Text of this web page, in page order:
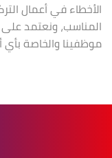
الأخطاء في أعمال
المناسب، ونعتمد على
موظفينا والخاصة بأي